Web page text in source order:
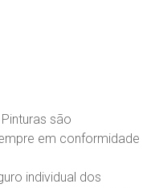
são
em conformidade
individual dos